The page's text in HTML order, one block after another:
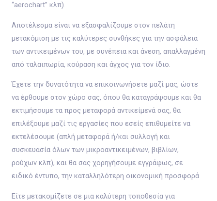
“aerochart” κλπ).
Αποτέλεσμα είναι να εξασφαλίζουμε στον πελάτη
μετακόμιση με τις καλύτερες συνθήκες για την ασφάλεια
των αντικειμένων του, με συνέπεια και άνεση, απαλλαγμένη
από ταλαιπωρία, κούραση και άγχος για τον ίδιο.
Έχετε την δυνατότητα να επικοινωνήσετε μαζί μας, ώστε
να έρθουμε στον χώρο σας, όπου θα καταγράψουμε και θα
εκτιμήσουμε τα προς μεταφορά αντικείμενά σας, θα
επιλέξουμε μαζί τις εργασίες που εσείς επιθυμείτε να
εκτελέσουμε (απλή μεταφορά ή/και συλλογή και
συσκευασία όλων των μικροαντικειμένων, βιβλίων,
ρούχων κλπ), και θα σας χορηγήσουμε εγγράφως, σε
ειδικό έντυπο, την καταλληλότερη οικονομική προσφορά.
Είτε μετακομίζετε σε μια καλύτερη τοποθεσία για